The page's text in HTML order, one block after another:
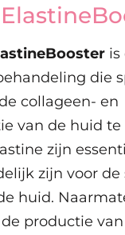
is
die
collageen- en
van de huid
zijn
zijn voor
huid.
productie